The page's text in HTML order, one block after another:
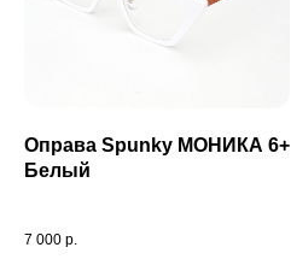
Оправа Spunky МОНИКА 6+
Белый
7 000 р.